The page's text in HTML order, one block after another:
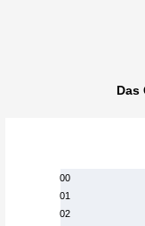
Das
00
01
02